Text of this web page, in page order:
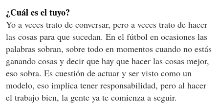
¿Cuál es el tuyo?
Yo a veces trato de conversar, pero a veces trato de hacer
las cosas para que sucedan. En el fútbol en ocasiones las
palabras sobran, sobre todo en momentos cuando no estás
ganando cosas y decir que hay que hacer las cosas mejor,
eso sobra. Es cuestión de actuar y ser visto como un
modelo, eso implica tener responsabilidad, pero al hacer
el trabajo bien, la gente ya te comienza a seguir.